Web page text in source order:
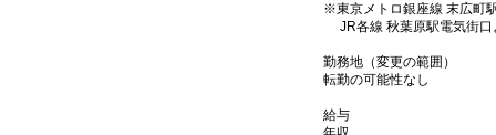
※東京メトロ銀座線 末広町
JR各線 秋葉原駅電気街口
勤務地（変更の範囲）
転勤の可能性なし
給与